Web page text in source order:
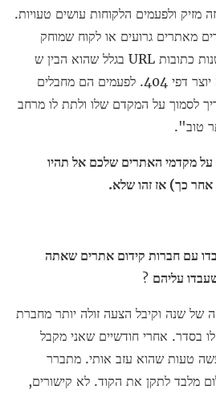
מזיק ולפעמים הלקוחות עושים טעויות.
מאתרים גרועים או לקוח שמוחק
דפים, או לקוח שמחליט לשנות כתובות URL בגלל שהוא הבין ש
בעברית זה טוב יותר ואז זה יוצר דפי 404. לפעמים הם מחבלים
לסמוך על המקדם שלו ולתת לו מרחב
טוב".
מקדמי האתרים שלכם אל תהיו
אחר כך) אז זהו שלא.
עם חברות קידום אתרים שאתה
עליהם ?
של שנה וקיבל הצעה זולה יותר מחברת
בסדר. אחרי חודשיים שאני מקבל
טעות שהוא עזב אותי. מתברר
מלבד לתקן את הקוד. לא קישורים,